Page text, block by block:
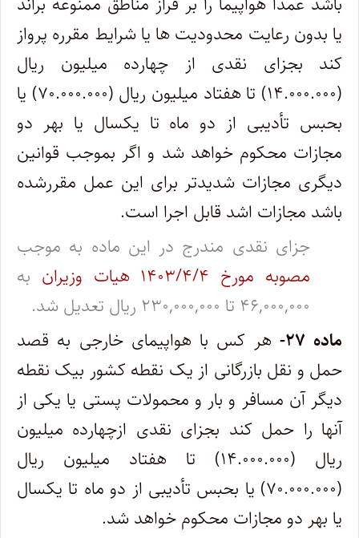
یا بدون رعایت محدودیت‌ ها یا شرایط مقرره پرواز
کند بجزای نقدی از چهارده میلیون ریال
(۱۴.۰۰۰.۰۰۰) تا هفتاد میلیون ریال (۷۰.۰۰۰.۰۰۰) یا‌
بحبس تأدیبی از دو ماه تا یکسال یا بهر دو
مجازات محکوم خواهد شد و اگر بموجب قوانین
دیگری مجازات شدیدتر برای این عمل مقرر‌شده
باشد مجازات اشد قابل اجرا است.
جزای نقدی مندرج در این ماده به موجب
مصوبه مورخ ۱۴۰۳/۴/۴ هیات وزیران
به
۴۶,۰۰۰,۰۰۰ تا ۲۳۰,۰۰۰,۰۰۰ ریال تعدیل شد.
ماده ۲۷-
هر کس با هواپیمای خارجی به قصد
حمل و نقل بازرگانی از یک نقطه کشور بیک نقطه
دیگر آن مسافر و بار و محمولات پستی یا یکی‌ از
آنها را حمل کند بجزای نقدی ازچهارده میلیون
ریال (۱۴.۰۰۰.۰۰۰) تا هفتاد میلیون ریال
(۷۰.۰۰۰.۰۰۰) یا بحبس تأدیبی از دو ماه تا یکسال
یا بهر دو مجازات محکوم خواهد شد.